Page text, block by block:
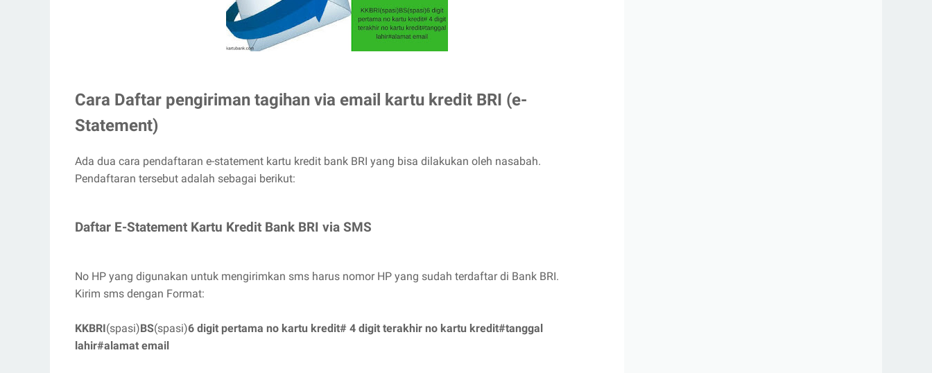
Cara Daftar pengiriman tagihan via email kartu kredit BRI (e-
Statement)
Ada dua cara pendaftaran e-statement kartu kredit bank BRI yang bisa dilakukan oleh nasabah.
Pendaftaran tersebut adalah sebagai berikut:
Daftar E-Statement Kartu Kredit Bank BRI via SMS
No HP yang digunakan untuk mengirimkan sms harus nomor HP yang sudah terdaftar di Bank BRI.
Kirim sms dengan Format:
KKBRI(spasi)BS(spasi)6 digit pertama no kartu kredit# 4 digit terakhir no kartu kredit#tanggal
lahir#alamat email